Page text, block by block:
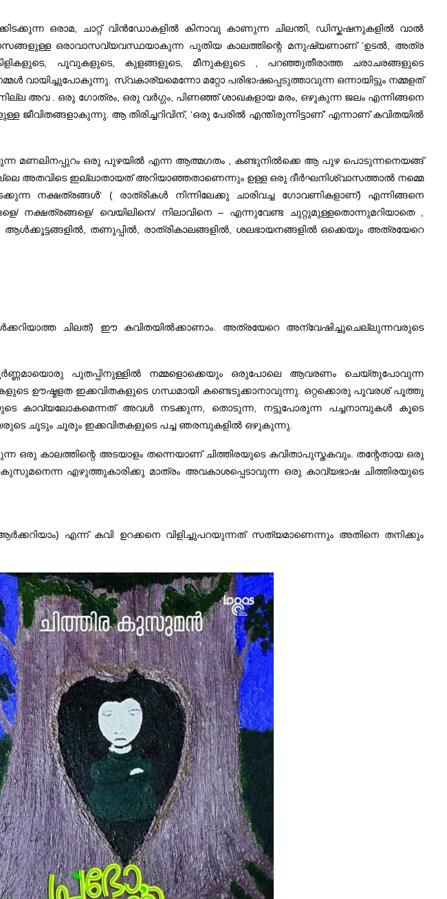
ഒരാമ, ചാറ്റ് വിൻഡോകളിൽ കിനാവു കാണുന്ന ചിലന്തി, ഡിസ്കഷനുകളിൽ വാൽ
വാസങ്ങളുള്ള ഒരാവാസവ്യവസ്ഥയാകുന്ന പുതിയ കാലത്തിന്റെ മനുഷ്യണാണ് ‘ഉടൽ, അത്ര
പൂവുകളുടെ, കുളങ്ങളുടെ, മീനുകളുടെ , പറഞ്ഞുതീരാത്ത ചരാചരങ്ങളുടെ
സ്വകാര്യമെന്നോ മറ്റോ പരിഭാഷപ്പെടുത്താവുന്ന ഒന്നായിട്ടും നമ്മളത്
അവ . ഒരു ഗോത്രം, ഒരു വർഗ്ഗം, പിണഞ്ഞ് ശാഖകളായ മരം, ഒഴുകുന്ന ജലം എന്നിങ്ങനെ
ആ തിരിച്ചറിവിന്, ‘ഒരു പേരിൽ എന്തിരുന്നിട്ടാണ്’ എന്നാണ് കവിതയിൽ
മണലിനപ്പുറം ഒരു പുഴയിൽ എന്ന ആത്മഗതം , കണ്ടുനിൽക്കെ ആ പുഴ പൊടുന്നനെയങ്ങ്
അതവിടെ ഇല്ലാതായത് അറിയാഞ്ഞതാണെന്നും ഉള്ള ഒരു ദീർഘനിശ്വാസത്താൽ നമ്മെ
നക്ഷത്രങ്ങൾ‘ ( രാത്രികൾ നിന്നിലേക്കു ചാരിവച്ച ഗോവണികളാണ്) എന്നിങ്ങനെ
വെയിലിനെ/ നിലാവിനെ – എന്നുവേണ്ട ചുറ്റുമുള്ളതൊന്നുമറിയാതെ ,
തണുപ്പിൽ, രാത്രികാലങ്ങളിൽ, ശലഭായനങ്ങളിൽ ഒക്കെയും അത്രയേറെ
ചിലത്) ഈ കവിതയിൽക്കാണാം. അത്രയേറെ അന്വേഷിച്ചുചെല്ലുന്നവരുടെ
പുതപ്പിനുള്ളിൽ നമ്മളൊക്കെയും ഒരുപോലെ ആവരണം ചെയ്തുപോവുന്ന
ഊഷ്മളത ഇക്കവിതകളുടെ ഗന്ധമായി കണ്ടെടുക്കാനാവുന്നു. ഒറ്റക്കൊരു പൂവരശ് പൂത്തു
കാവ്യലോകമെന്നത് അവൾ നടക്കുന്ന, തൊടുന്ന, നട്ടുപോരുന്ന പച്ചനാമ്പുകൾ കൂടെ
ചൂടും ചൂരും ഇക്കവിതകളുടെ പച്ച ഞരമ്പുകളിൽ ഒഴുകുന്നു.
കാലത്തിന്റെ അടയാളം തന്നെയാണ് ചിത്തിരയുടെ കവിതാപുസ്തകവും. തന്റേതായ ഒരു
എഴുത്തുകാരിക്കു മാത്രം അവകാശപ്പെടാവുന്ന ഒരു കാവ്യഭാഷ ചിത്തിരയുടെ
എന്ന് കവി ഉറക്കനെ വിളിച്ചുപറയുന്നത് സത്യമാണെന്നും അതിനെ തനിക്കും